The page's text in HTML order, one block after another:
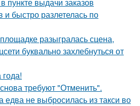
и быстро разлетелась по
разыгралась сцена,
буквально захлебнуться от
требуют "Отменить".
не выбросилась из такси во